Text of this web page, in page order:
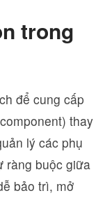
trong
để cung cấp
thay
lý các phụ
ràng buộc giữa
bảo trì, mở